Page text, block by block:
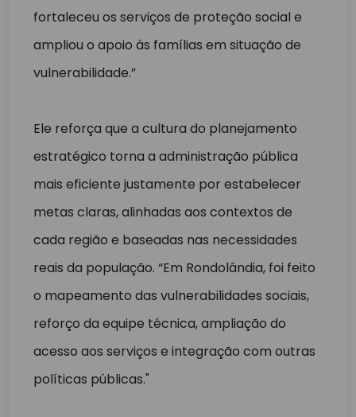
fortaleceu os serviços de proteção social e
ampliou o apoio às famílias em situação de
vulnerabilidade.”
Ele reforça que a cultura do planejamento
estratégico torna a administração pública
mais eficiente justamente por estabelecer
metas claras, alinhadas aos contextos de
cada região e baseadas nas necessidades
reais da população. “Em Rondolândia, foi feito
o mapeamento das vulnerabilidades sociais,
reforço da equipe técnica, ampliação do
acesso aos serviços e integração com outras
políticas públicas."